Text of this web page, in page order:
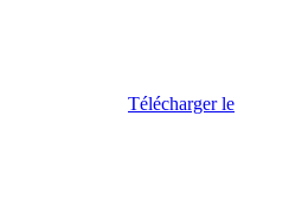
Télécharger le